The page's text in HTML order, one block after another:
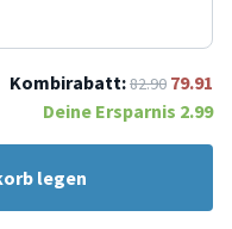
Kombirabatt:82.90 79.91
Deine Ersparnis 2.99
legen